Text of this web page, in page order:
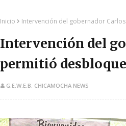
Inicio Intervención del gobernador
Intervención del
permitió
G.E.W.E.B. CHICAMOCHA NEWS